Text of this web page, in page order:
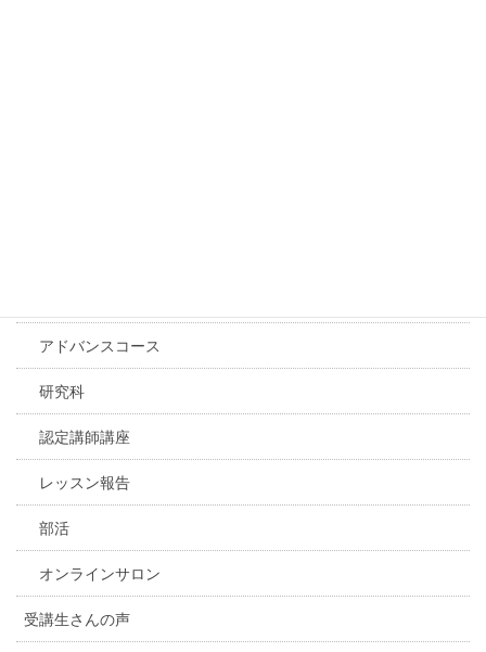
アドバンスコース
研究科
認定講師講座
レッスン報告
部活
オンラインサロン
受講生さんの声